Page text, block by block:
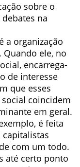
sobre o
na
a organização
ele, no
encarrega-
de interesse
que esses
coincidem
em geral.
é feita
com um todo.
até certo ponto